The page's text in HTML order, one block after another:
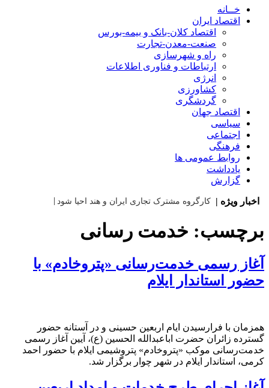
خــانه
اقتصاد ایران
اقتصاد کلان-بانک و بیمه-بورس
صنعت-معدن-تجارت
راه و شهرسازی
ارتباطات و فناوری اطلاعات
انرژی
کشاورزی
گردشگری
اقتصاد جهان
سیاسی
اجتماعی
فرهنگی
روابط عمومی ها
یادداشت
گزارش
اخبار ویژه | کارگروه مشترک تجاری ایران و هند احیا شود
برچسب: خدمت رسانی
آغاز رسمی خدمت‌رسانی «پتروخادم» با
حضور استاندار ایلام
همزمان با فرارسیدن ایام اربعین حسینی و در آستانه حضور
گسترده زائران حضرت اباعبدالله الحسین (ع)، آیین آغاز رسمی
خدمت‌رسانی موکب «پتروخادم» پتروشیمی ایلام با حضور احمد
کرمی، استاندار ایلام در شهر چوار برگزار شد.